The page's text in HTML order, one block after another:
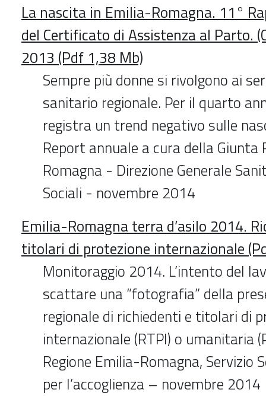
La nascita in Emilia-Romagna. 11°
del Certificato di Assistenza al Parto.
2013 (Pdf 1,38 Mb)
Sempre più donne si rivolgono ai
sanitario regionale. Per il quarto
registra un trend negativo sulle
Report annuale a cura della Giunta
Romagna - Direzione Generale
Sociali - novembre 2014
Emilia-Romagna terra d’asilo 2014.
titolari di protezione internazionale
Monitoraggio 2014. L’intento del
scattare una “fotografia” della
regionale di richiedenti e titolari di
internazionale (RTPI) o umanitaria
Regione Emilia-Romagna, Servizio
per l’accoglienza – novembre 2014